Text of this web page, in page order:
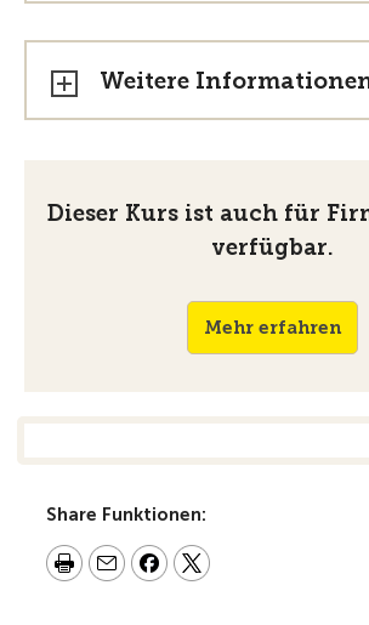
Weitere
Dieser Kurs ist auch für
verfügbar.
Mehr erfahren
Share Funktionen: